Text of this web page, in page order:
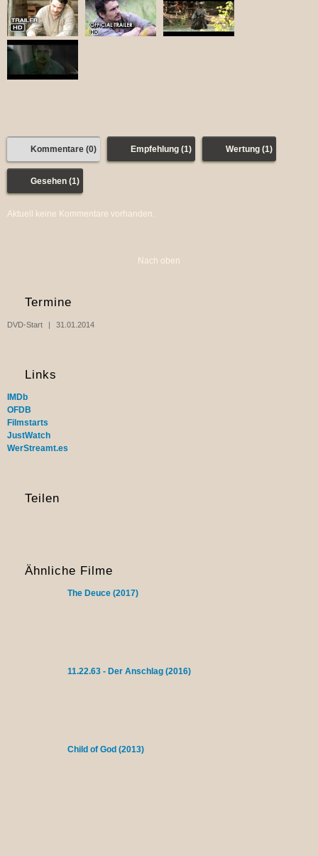
Kommentare (0) Empfehlung (1) Wertung (1)
Gesehen (1)
Aktuell keine Kommentare vorhanden.
Nach oben
Termine
DVD-Start 31.01.2014
Links
IMDb
OFDB
Filmstarts
JustWatch
WerStreamt.es
Teilen
Ähnliche Filme
The Deuce (2017)
11.22.63 - Der Anschlag (2016)
Child of God (2013)